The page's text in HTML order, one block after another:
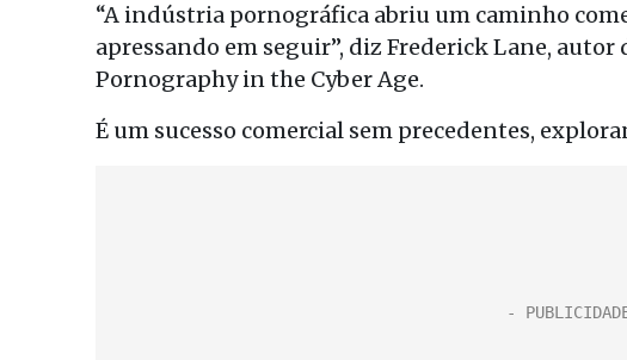
“A indústria pornográfica abriu um caminho
apressando em seguir”, diz Frederick Lane,
Pornography in the Cyber ​​Age.
É um sucesso comercial sem precedentes,